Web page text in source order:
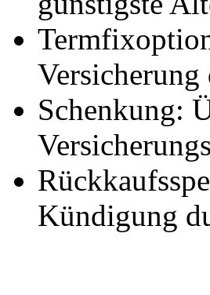
Schenkung:
Kündigung